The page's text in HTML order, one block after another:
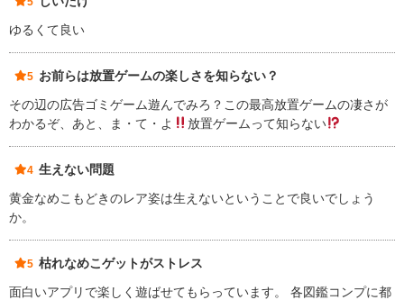
ゆるくて良い
5 お前らは放置ゲームの楽しさを知らない？
その辺の広告ゴミゲーム遊んでみろ？この最高放置ゲームの凄さが
わかるぞ、あと、ま・て・よ
放置ゲームって知らない
4 生えない問題
黄金なめこもどきのレア姿は生えないということで良いでしょう
か。
5 枯れなめこゲットがストレス
面白いアプリで楽しく遊ばせてもらっています。 各図鑑コンプに都